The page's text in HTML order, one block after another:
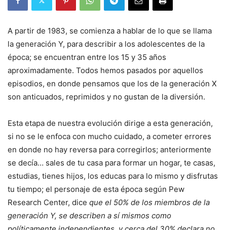
A partir de 1983, se comienza a hablar de lo que se llama
la generación Y, para describir a los adolescentes de la
época; se encuentran entre los 15 y 35 años
aproximadamente. Todos hemos pasados por aquellos
episodios, en donde pensamos que los de la generación X
son anticuados, reprimidos y no gustan de la diversión.
Esta etapa de nuestra evolución dirige a esta generación,
si no se le enfoca con mucho cuidado, a cometer errores
en donde no hay reversa para corregirlos; anteriormente
se decía… sales de tu casa para formar un hogar, te casas,
estudias, tienes hijos, los educas para lo mismo y disfrutas
tu tiempo; el personaje de esta época según Pew
Research Center, dice que el 50% de los miembros de la
generación Y, se describen a sí mismos como